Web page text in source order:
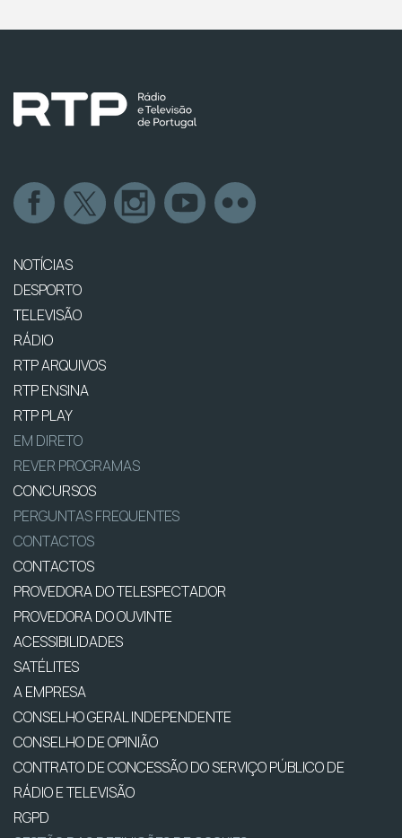
NOTÍCIAS
DESPORTO
TELEVISÃO
RÁDIO
RTP ARQUIVOS
RTP ENSINA
RTP PLAY
EM DIRETO
REVER PROGRAMAS
CONCURSOS
PERGUNTAS FREQUENTES
CONTACTOS
CONTACTOS
PROVEDORA DO TELESPECTADOR
PROVEDORA DO OUVINTE
ACESSIBILIDADES
SATÉLITES
A EMPRESA
CONSELHO GERAL INDEPENDENTE
CONSELHO DE OPINIÃO
CONTRATO DE CONCESSÃO DO SERVIÇO PÚBLICO DE
RÁDIO E TELEVISÃO
RGPD